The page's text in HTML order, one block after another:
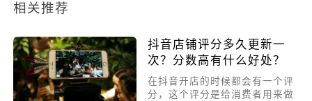
相关推荐
抖音店铺评分多久更新一
次？分数高有什么好处？
在抖音开店的时候都会有一个评
分，这个评分是给消费者用来做